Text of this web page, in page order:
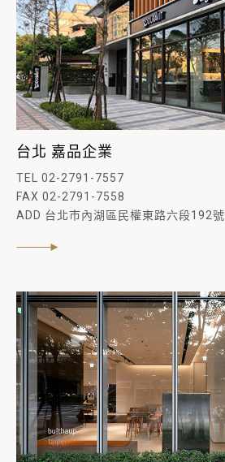
台北 嘉品企業
TEL 02-2791-7557
FAX 02-2791-7558
ADD 台北市內湖區民權東路六段192號